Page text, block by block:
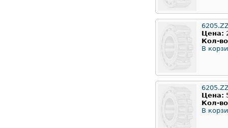
Цена:
Кол-
В
Цена:
Кол-
В